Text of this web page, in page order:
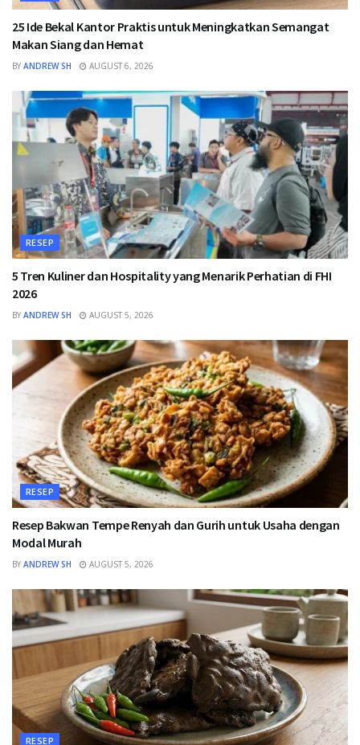
25 Ide Bekal Kantor Praktis untuk Meningkatkan Semangat
Makan Siang dan Hemat
BY ANDREW SH AUGUST 6, 2026
RESEP
5 Tren Kuliner dan Hospitality yang Menarik Perhatian di FHI
2026
BY ANDREW SH AUGUST 5, 2026
RESEP
Resep Bakwan Tempe Renyah dan Gurih untuk Usaha dengan
Modal Murah
BY ANDREW SH AUGUST 5, 2026
RESEP